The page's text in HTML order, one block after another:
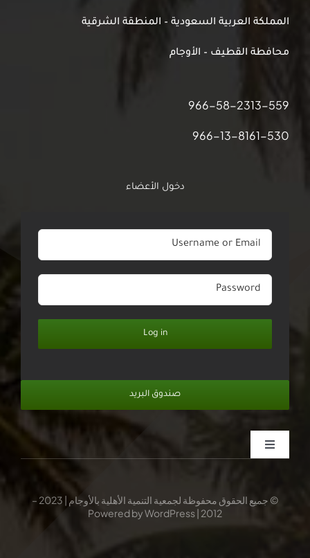
المملكة العربية السعودية – المنطقة الشرقية
محافطة القطيف – الأوجام
966-58-2313-559
966-13-8161-530
دخول الأعضاء
Log in
صندوق البريد
Toggle
Navigation
© جميع الحقوق محفوظة لجمعية التنمية الأهلية بالأوجام | 2023 –
2012 | Powered by WordPress